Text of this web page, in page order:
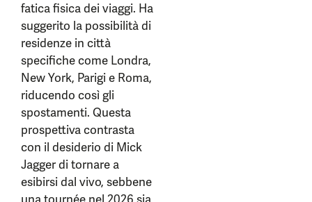
fatica fisica dei viaggi. Ha
suggerito la possibilità di
residenze in città
specifiche come Londra,
New York, Parigi e Roma,
riducendo così gli
spostamenti. Questa
prospettiva contrasta
con il desiderio di Mick
Jagger di tornare a
esibirsi dal vivo, sebbene